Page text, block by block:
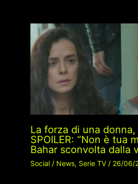
La forza di una
SPOILER: “Non è tua
Bahar sconvolta dalla
Social/ News, Serie TV/ 26/06/